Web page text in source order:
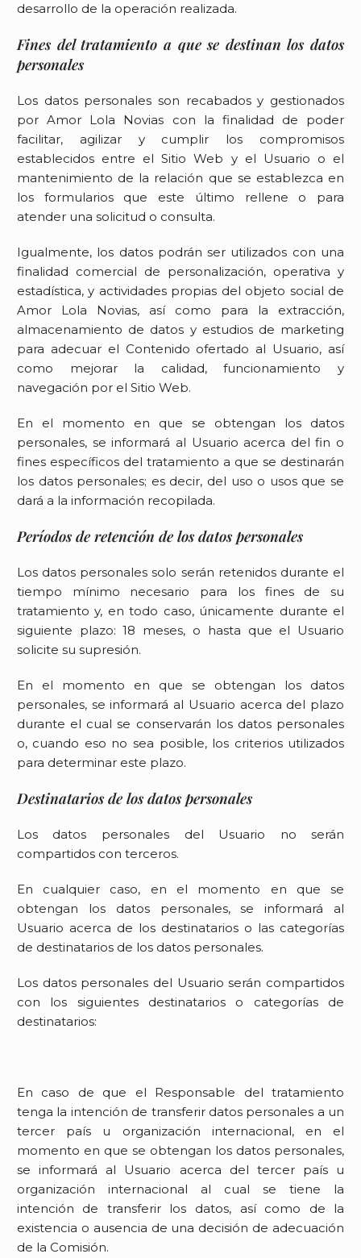
desarrollo de la operación realizada.
Fines del tratamiento a que se destinan los datos
personales
Los datos personales son recabados y gestionados
porAmor Lola Novias con la finalidad de poder
facilitar, agilizar y cumplir los compromisos
establecidos entre el Sitio Web y el Usuario o el
mantenimiento de la relación que se establezca en
los formularios que este último rellene o para
atender una solicitud o consulta.
Igualmente, los datos podrán ser utilizados con una
finalidad comercial de personalización, operativa y
estadística, y actividades propias del objeto social de
Amor Lola Novias, así como para la extracción,
almacenamiento de datos y estudios de marketing
para adecuar el Contenido ofertado al Usuario, así
como mejorar la calidad, funcionamiento y
navegación por el Sitio Web.
En el momento en que se obtengan los datos
personales, se informará al Usuario acerca del fin o
fines específicos del tratamiento a que se destinarán
los datos personales; es decir, del uso o usos que se
dará a la información recopilada.
Períodos de retención de los datos personales
Los datos personales solo serán retenidos durante el
tiempo mínimo necesario para los fines de su
tratamiento y, en todo caso, únicamente durante el
siguiente plazo:18 meses, o hasta que el Usuario
solicite su supresión.
En el momento en que se obtengan los datos
personales, se informará al Usuario acerca del plazo
durante el cual se conservarán los datos personales
o, cuando eso no sea posible, los criterios utilizados
para determinar este plazo.
Destinatarios de los datos personales
Los datos personales del Usuario no serán
compartidos con terceros.
En cualquier caso, en el momento en que se
obtengan los datos personales, se informará al
Usuario acerca de los destinatarios o las categorías
de destinatarios de los datos personales.
Los datos personales del Usuario serán compartidos
con los siguientes destinatarios o categorías de
destinatarios:
En caso de que el Responsable del tratamiento
tenga la intención de transferir datos personales a un
tercer país u organización internacional, en el
momento en que se obtengan los datos personales,
se informará al Usuario acerca del tercer país u
organización internacional al cual se tiene la
intención de transferir los datos, así como de la
existencia o ausencia de una decisión de adecuación
de la Comisión.